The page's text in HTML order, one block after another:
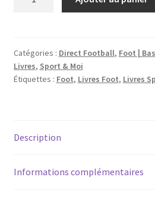
Moi
2
-
football
Catégories : Direct Football, Foot |
Livres, Sport & Moi
Étiquettes : Foot, Livres Foot, Livres
Description
Informations complémentaires